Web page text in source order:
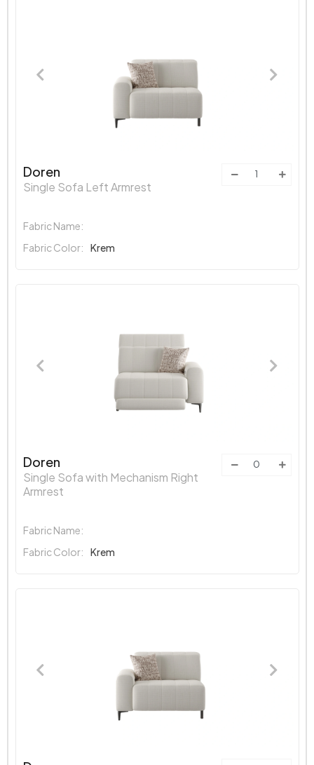
Doren
Single Sofa Left Armrest
Fabric Name:
Fabric Color:
Krem
Doren
Single Sofa with Mechanism Right
Armrest
Fabric Name:
Fabric Color:
Krem